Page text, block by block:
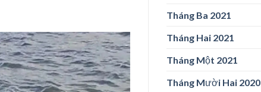
Tháng Ba 2021
Tháng Hai 2021
Tháng Một 2021
Tháng Mười Hai 2020